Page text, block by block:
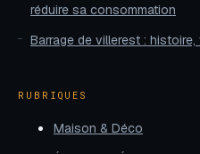
réduire sa consommation
Barrage de villerest :
RUBRIQUES
Maison & Déco